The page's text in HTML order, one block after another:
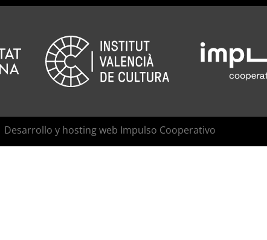
Desarrollo y hosting web Impulso Cooperativo